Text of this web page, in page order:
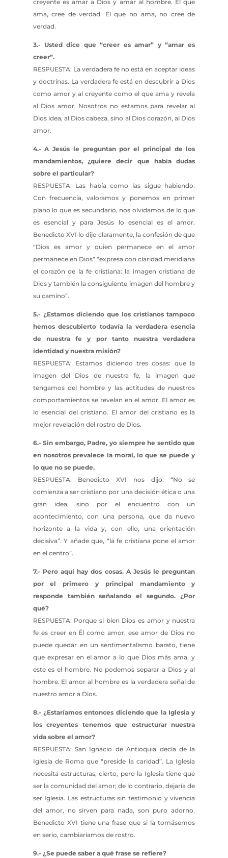
creyente es amar a Dios y amar al hombre. El que
ama, cree de verdad. El que no ama, no cree de
verdad.
3.- Usted dice que “creer es amar” y “amar es
creer”.
RESPUESTA: La verdadera fe no está en aceptar ideas
y doctrinas. La verdadera fe está en descubrir a Dios
como amor y al creyente como el que ama y revela
al Dios amor. Nosotros no estamos para revelar al
Dios idea, al Dios cabeza, sino al Dios corazón, al Dios
amor.
4.- A Jesús le preguntan por el principal de los
mandamientos, ¿quiere decir que había dudas
sobre el particular?
RESPUESTA: Las había como las sigue habiendo.
Con frecuencia, valoramos y ponemos en primer
plano lo que es secundario, nos olvidamos de lo que
es esencial y para Jesús lo esencial es el amor.
Benedicto XVI lo dijo claramente, la confesión de que
“Dios es amor y quien permanece en el amor
permanece en Dios” “expresa con claridad meridiana
el corazón de la fe cristiana: la imagen cristiana de
Dios y también la consiguiente imagen del hombre y
su camino”.
5.- ¿Estamos diciendo que los cristianos tampoco
hemos descubierto todavía la verdadera esencia
de nuestra fe y por tanto nuestra verdadera
identidad y nuestra misión?
RESPUESTA: Estamos diciendo tres cosas: que la
imagen del Dios de nuestra fe, la imagen que
tengamos del hombre y las actitudes de nuestros
comportamientos se revelan en el amor. El amor es
lo esencial del cristiano. El amor del cristiano es la
mejor revelación del rostro de Dios.
6.- Sin embargo, Padre, yo siempre he sentido que
en nosotros prevalece la moral, lo que se puede y
lo que no se puede.
RESPUESTA: Benedicto XVI nos dijo: “No se
comienza a ser cristiano por una decisión ética o una
gran idea, sino por el encuentro con un
acontecimiento, con una persona, que da nuevo
horizonte a la vida y, con ello, una orientación
decisiva”. Y añade que, “la fe cristiana pone el amor
en el centro”.
7.- Pero aquí hay dos cosas. A Jesús le preguntan
por el primero y principal mandamiento y
responde también señalando el segundo. ¿Por
qué?
RESPUESTA: Porque si bien Dios es amor y nuestra
fe es creer en Él como amor, ese amor de Dios no
puede quedar en un sentimentalismo barato, tiene
que expresar en el amor a lo que Dios más ama, y
este es el hombre. No podemos separar a Dios y al
hombre. El amor al hombre es la verdadera señal de
nuestro amor a Dios.
8.- ¿Estaríamos entonces diciendo que la Iglesia y
los creyentes tenemos que estructurar nuestra
vida sobre el amor?
RESPUESTA: San Ignacio de Antioquia decía de la
Iglesia de Roma que “preside la caridad”. La Iglesia
necesita estructuras, cierto, pero la Iglesia tiene que
ser la comunidad del amor; de lo contrario, dejaría de
ser Iglesia. Las estructuras sin testimonio y vivencia
del amor, no sirven para nada, son puro adorno.
Benedicto XVI tiene una frase que si la tomásemos
en serio, cambiaríamos de rostro.
9.- ¿Se puede saber a qué frase se refiere?